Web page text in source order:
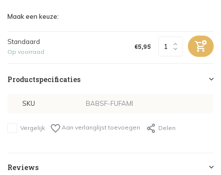
Maak een keuze:
Standaard
Op voorraad
€5,95
Productspecificaties
SKU BABSF-FUFAMI
Vergelijk Aan verlanglijst toevoegen Delen
Reviews